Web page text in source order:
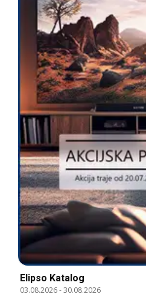
Elipso Katalog
03.08.2026-30.08.2026